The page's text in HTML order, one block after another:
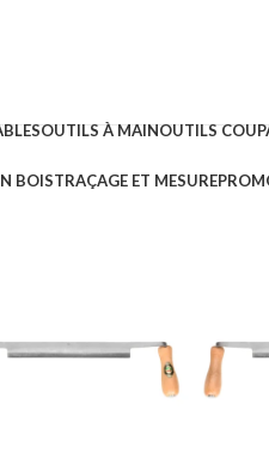
OUTILS À MAINOUTILS
BOISTRAÇAGE ET MESURE